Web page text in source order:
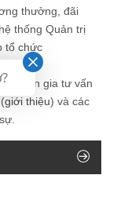
thưởng, đãi
thống Quản trị
tổ chức
gia tư vấn
giới thiệu) và các